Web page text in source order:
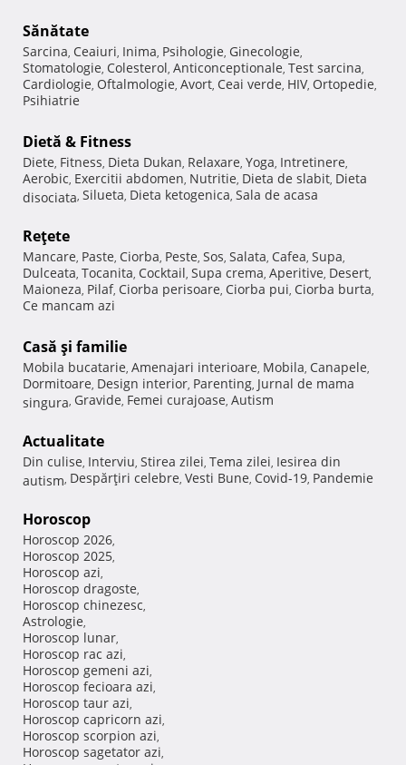
Sănătate
Sarcina, Ceaiuri, Inima, Psihologie, Ginecologie,
Stomatologie, Colesterol, Anticonceptionale, Test sarcina,
Cardiologie, Oftalmologie, Avort, Ceai verde, HIV, Ortopedie,
Psihiatrie
Dietă & Fitness
Diete, Fitness, Dieta Dukan, Relaxare, Yoga, Intretinere,
Aerobic, Exercitii abdomen, Nutritie, Dieta de slabit, Dieta
disociata, Silueta, Dieta ketogenica, Sala de acasa
Reţete
Mancare, Paste, Ciorba, Peste, Sos, Salata, Cafea, Supa,
Dulceata, Tocanita, Cocktail, Supa crema, Aperitive, Desert,
Maioneza, Pilaf, Ciorba perisoare, Ciorba pui, Ciorba burta,
Ce mancam azi
Casă şi familie
Mobila bucatarie, Amenajari interioare, Mobila, Canapele,
Dormitoare, Design interior, Parenting, Jurnal de mama
singura, Gravide, Femei curajoase, Autism
Actualitate
Din culise, Interviu, Stirea zilei, Tema zilei, Iesirea din
autism, Despărţiri celebre, Vesti Bune, Covid-19, Pandemie
Horoscop
Horoscop 2026,
Horoscop 2025,
Horoscop azi,
Horoscop dragoste,
Horoscop chinezesc,
Astrologie,
Horoscop lunar,
Horoscop rac azi,
Horoscop gemeni azi,
Horoscop fecioara azi,
Horoscop taur azi,
Horoscop capricorn azi,
Horoscop scorpion azi,
Horoscop sagetator azi,